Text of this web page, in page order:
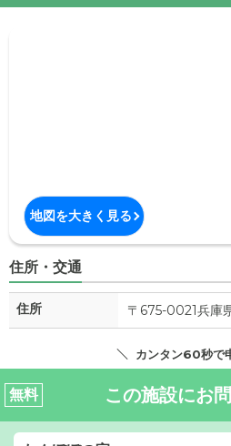
地図を大きく見る
住所・交通
住所 〒675-0021兵庫
カンタン60秒で
無料 この施設にお